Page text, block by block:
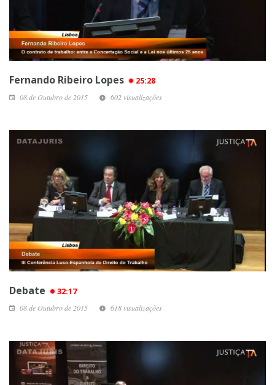
Fernando Ribeiro Lopes 25:28
08 de Outubro de 2015 602 visualizações
Debate 32:17
08 de Outubro de 2015 618 visualizações